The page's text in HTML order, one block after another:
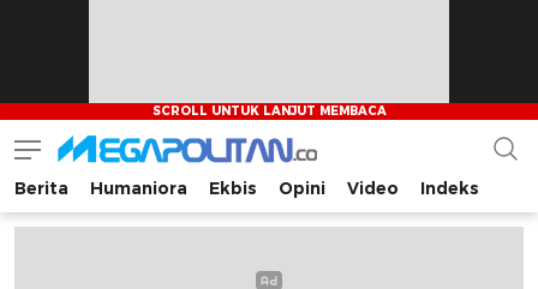
Megapolitan.co
Menyajikan berita-berita fakta bagi pembaca
Berita Humaniora Ekbis Opini Video Indeks